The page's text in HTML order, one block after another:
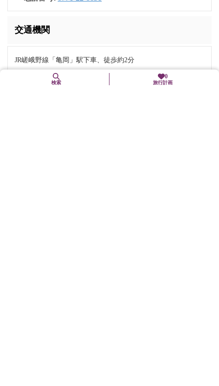
交通機関
JR嵯峨野線「亀岡」駅下車、徒歩約2分
0
旅行計画
検索